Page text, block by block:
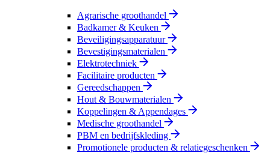
Agrarische groothandel
Badkamer & Keuken
Beveiligingsapparatuur
Bevestigingsmaterialen
Elektrotechniek
Facilitaire producten
Gereedschappen
Hout & Bouwmaterialen
Koppelingen & Appendages
Medische groothandel
PBM en bedrijfskleding
Promotionele producten & relatiegeschenken